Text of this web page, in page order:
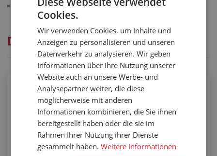
Arbeitstemperatur: -15 °C/+200 °C
Dienstleistungen
Einbinden von Schläuchen
Cookies.
Wir verwenden Cookies, um Inhalte und
Anzeigen zu personalisieren und unseren
Datenverkehr zu analysieren. Wir geben
Informationen über Ihre Nutzung unserer
Website auch an unsere Werbe- und
Analysepartner weiter, die diese
möglicherweise mit anderen
Informationen kombinieren, die Sie ihnen
bereitgestellt haben oder die sie im
Rahmen Ihrer Nutzung ihrer Dienste
gesammelt haben.Weitere Informationen